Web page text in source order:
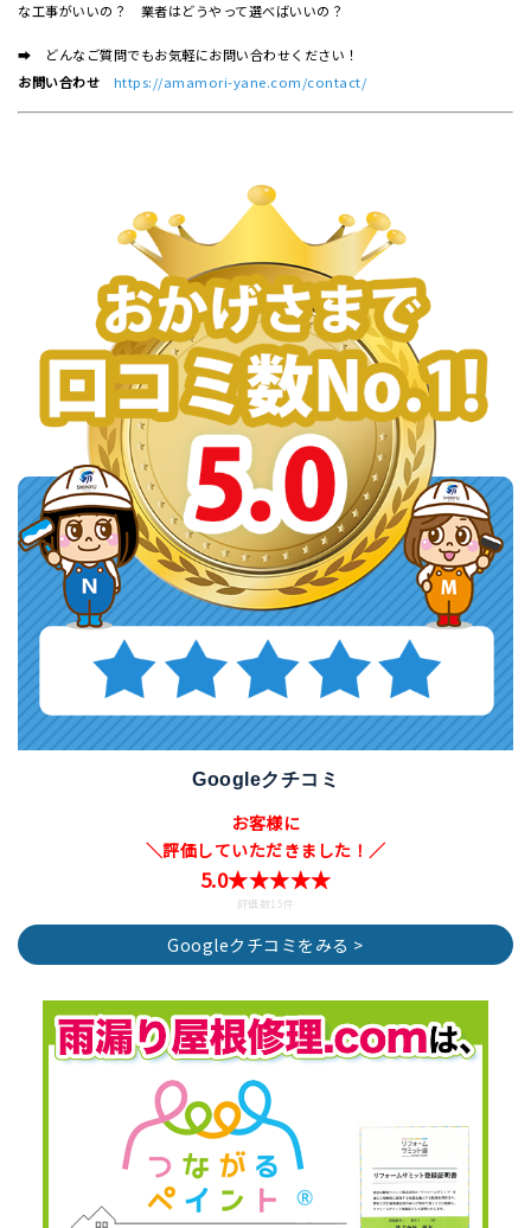
な工事がいいの？ 業者はどうやって選べばいいの？
➡ どんなご質問でもお気軽にお問い合わせください！
お問い合わせ
https://amamori-yane.com/contact/
Googleクチコミ
お客様に
＼評価していただきました！／
5.0★★★★★
評価数15件
Googleクチコミをみる >